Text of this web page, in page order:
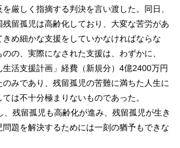
を厳しく指摘する判決を言い渡した。同日、
留孤児は高齢化しており、大変な苦労があ
きめ細かな支援をしていかなければならな
の、実際になされた支援は、わずかに、
生活支援計画」経費（新規分）4億2400万円
みであり、残留孤児の苦難に満ちた人生に
は不十分極まりないものであった。
残留孤児も高齢化が進み、残留孤児が生き
題を解決するためには一刻の猶予もできな